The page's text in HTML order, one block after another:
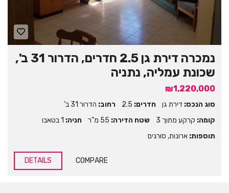
נמכרה דירת גן 2.5 חדרים, הדרור 31 ב',
שכונת עמליה, נתניה
₪1,220,000
סוג הנכס: דירת גן חדרים: 2.5 רחוב: הדרור 31 ב'
קומה: קרקע מתוך 3 שטח הדירה: 55 מ"ר חניה: 1 בטאבו
תוספות: ארונות, סורגים
COMPARE
DETAILS